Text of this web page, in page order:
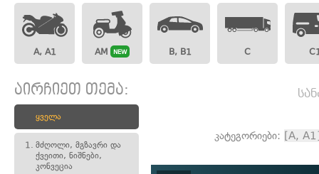
A, A1 AM NEW B, B1 C
აირჩიეთ თემა:
ყველა
1. მძღოლი, მგზავრი და
ქვეითი, ნიშნები,
კონვეცია
კატეგორიები: [A,